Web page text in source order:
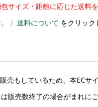
サイズ・距離に応じた送料
〉送料について をクリック
売もしているため、本ECサ
販売数終了の場合がまれにご